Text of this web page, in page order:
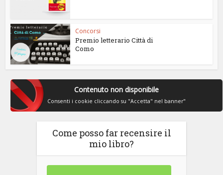
Concorsi
Premio letterario Città di
Como
Contenuto non disponibile
Consenti i cookie cliccando su "Accetta" nel banner"
Come posso far recensire il
mio libro?